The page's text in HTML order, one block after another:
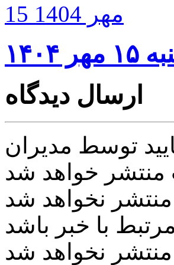
15 مهر 1404
ارسال دیدگاه
توسط مدیران
با خبر باشد
منتشر نخواهد شد